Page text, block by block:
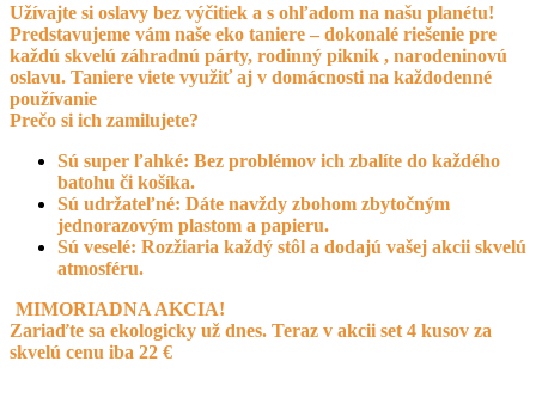
Užívajte si oslavy bez výčitiek a s ohľadom na našu planétu!
Predstavujeme vám naše eko taniere – dokonalé riešenie pre
každú skvelú záhradnú párty, rodinný piknik , narodeninovú
oslavu. Taniere viete využiť aj v domácnosti na každodenné
používanie
Prečo si ich zamilujete?
Sú super ľahké: Bez problémov ich zbalíte do každého
batohu či košíka.
Sú udržateľné: Dáte navždy zbohom zbytočným
jednorazovým plastom a papieru.
Sú veselé: Rozžiaria každý stôl a dodajú vašej akcii skvelú
atmosféru.
MIMORIADNA AKCIA!
Zariaďte sa ekologicky už dnes. Teraz v akcii set 4 kusov za
skvelú cenu iba 22 €